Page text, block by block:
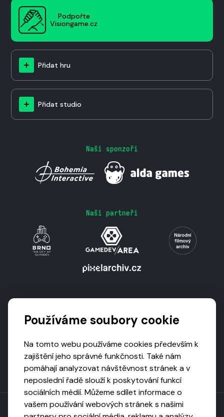
Podpořte
Visiongame.cz
Přidat hru
Přidat studio
Naši sponzoři
Naši partneři
Používáme soubory cookie
Na tomto webu používáme cookies především k
zajištění jeho správné funkčnosti. Také nám
pomáhají analyzovat návštěvnost stránek a v
neposlední řadě slouží k poskytování funkcí
sociálních médií. Můžeme sdílet informace o
vašem používání webových stránek s našimi